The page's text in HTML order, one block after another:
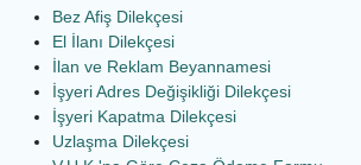
Bez Afiş Dilekçesi
El İlanı Dilekçesi
İlan ve Reklam Beyannamesi
İşyeri Adres Değişikliği Dilekçesi
İşyeri Kapatma Dilekçesi
Uzlaşma Dilekçesi